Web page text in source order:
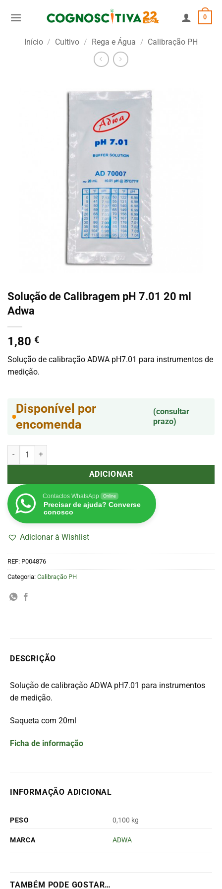
0
Início / Cultivo / Rega e Água / Calibração PH
Solução de Calibragem pH 7.01 20 ml
Adwa
1,80 €
Solução de calibração ADWA pH7.01 para instrumentos de
medição.
Disponível por
encomenda
(consultar
prazo)
Quantidade de Solução de Calibragem pH 7.01 20 ml Adwa
ADICIONAR
Contactos WhatsApp Online
Precisar de ajuda? Converse
conosco
Adicionar à Wishlist
REF: P004876
Categoria: Calibração PH
DESCRIÇÃO
Solução de calibração ADWA pH7.01 para instrumentos
de medição.
Saqueta com 20ml
Ficha de informação
INFORMAÇÃO ADICIONAL
PESO 0,100 kg
MARCA ADWA
TAMBÉM PODE GOSTAR…